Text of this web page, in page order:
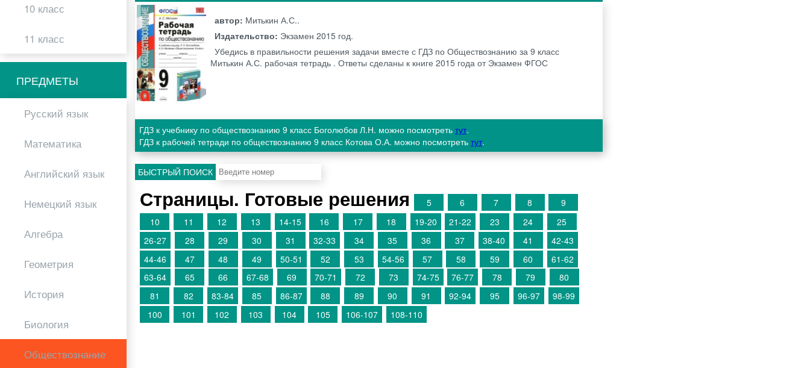
10 класс
11 класс
ПРЕДМЕТЫ
Русский язык
Математика
Английский язык
Немецкий язык
Алгебра
Геометрия
История
Биология
Обществознание
автор: Митькин А.С..
Издательство: Экзамен 2015 год.
Убедись в правильности решения задачи вместе с ГДЗ по Обществознанию за 9 класс
Митькин А.С. рабочая тетрадь . Ответы сделаны к книге 2015 года от Экзамен ФГОС
ГДЗ к учебнику по обществознанию 9 класс Боголюбов Л.Н. можно посмотреть тут.
ГДЗ к рабочей тетради по обществознанию 9 класс Котова О.А. можно посмотреть тут.
БЫСТРЫЙ ПОИСК
Страницы. Готовые решения 5 6 7 8
9
10
11 12 13 14-15 16 17 18 19-20 21-22 23 24
25
26-27
28 29 30 31 32-33 34 35 36 37 38-40 41
42-43
44-46
47 48 49 50-51 52 53 54-56 57 58 59 60
61-62
63-64
65 66 67-68 69 70-71 72 73 74-75 76-77 78 79
80
81
82 83-84 85 86-87 88 89 90 91 92-94 95 96-97
98-99
100
101 102 103 104 105 106-107 108-110